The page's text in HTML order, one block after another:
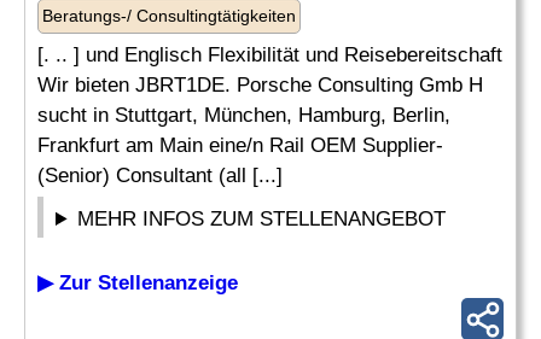
Beratungs-/ Consultingtätigkeiten
[. .. ] und Englisch Flexibilität und Reisebereitschaft
Wir bieten JBRT1DE. Porsche Consulting Gmb H
sucht in Stuttgart, München, Hamburg, Berlin,
Frankfurt am Main eine/n Rail OEM Supplier-
(Senior) Consultant (all [...]
MEHR INFOS ZUM STELLENANGEBOT
▶ Zur Stellenanzeige